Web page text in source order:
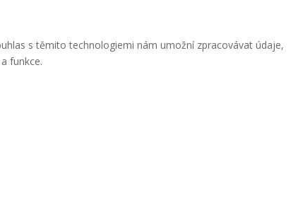
s těmito technologiemi nám umožní zpracovávat údaje,
funkce.